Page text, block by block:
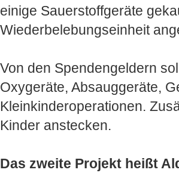
einige Sauerstoffgeräte
Wiederbelebungseinheit
Von den Spendengeldern
Oxygeräte, Absauggeräte,
Kleinkinderoperationen.
Kinder anstecken.
Das zweite Projekt heißt